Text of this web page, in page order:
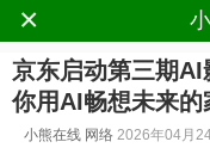
×
京东启动第三期
你用AI畅想未来的
小熊在线 网络 2026年04月